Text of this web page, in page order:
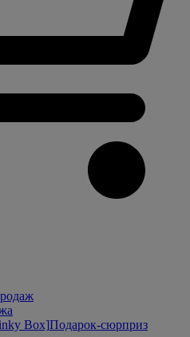
Подарок-сюрприз